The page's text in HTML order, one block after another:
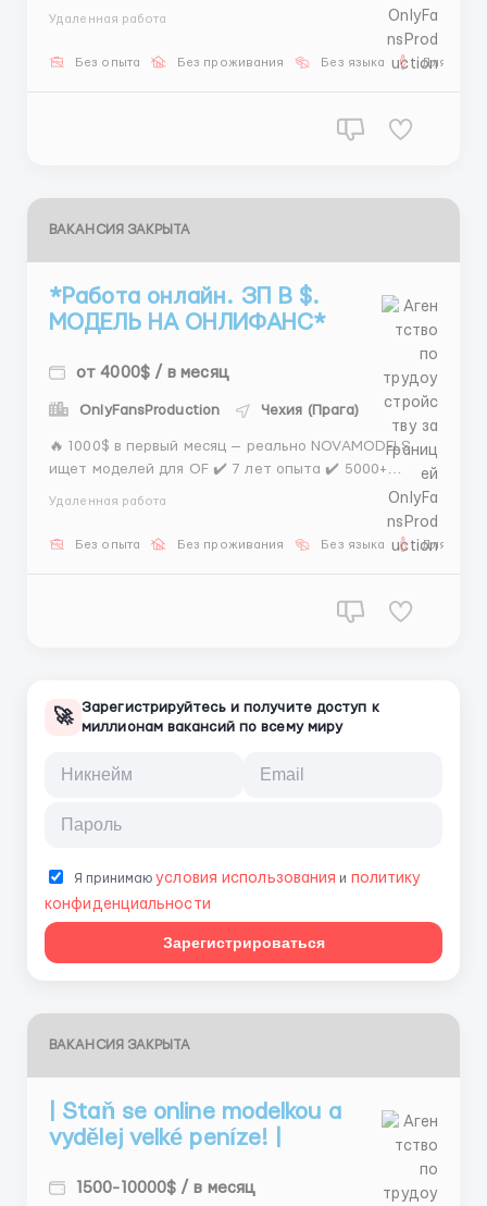
офисов и обязательных смен. Работа выстраивается
индивидуально. ✔️ гибкий график ✔️ доход в валюте
Удаленная работа
Без опыта Без проживания Без языка Для
ВАКАНСИЯ ЗАКРЫТА
*Работа онлайн. ЗП В $.
МОДЕЛЬ НА ОНЛИФАНС*
от 4000$ / в месяц
OnlyFansProduction Чехия (Прага)
🔥 1000$ в первый месяц — реально NOVAMODELS
ищет моделей для OF ✔️ 7 лет опыта ✔️ 5000+
моделей ✔️ Обучение с нуля ✔️ Мы оплачиваем
рекламу ✔️ Личный менеджер ✔️ Официальный
договор Работа онлайн. Первая выплата — через 1
Удаленная работа
Без опыта Без проживания Без языка Для
🚀 Зарегистрируйтесь и получите доступ к
миллионам вакансий по всему миру
Я принимаюусловия использования и политику
конфиденциальности
Зарегистрироваться
ВАКАНСИЯ ЗАКРЫТА
| Staň se online modelkou a
vydělej velké peníze! |
1500-10000$ / в месяц